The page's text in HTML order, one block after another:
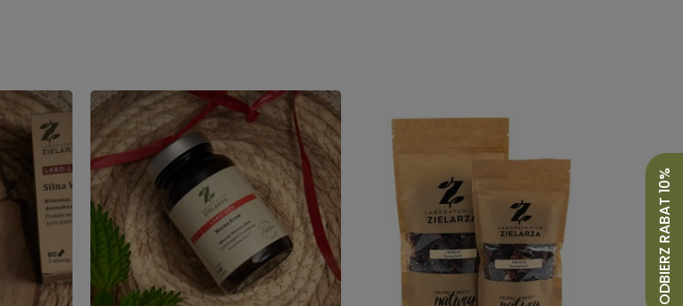
ODBIERZ RABAT 10%